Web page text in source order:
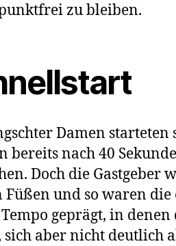
zu bleiben.
Damen
bereits nach 40
Doch die Gastgeber
Füßen und so waren
geprägt, in
aber nicht deutlich